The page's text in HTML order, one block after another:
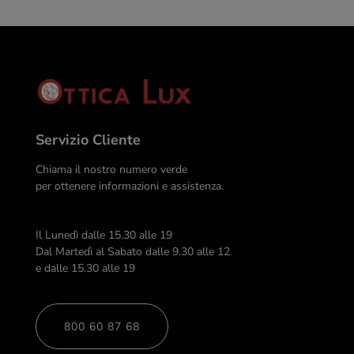
Servizio Cliente
Chiama il nostro numero verde
per ottenere informazioni e assistenza.
Il Lunedì dalle 15.30 alle 19
Dal Martedì al Sabato dalle 9.30 alle 12
e dalle 15.30 alle 19
800 60 87 68